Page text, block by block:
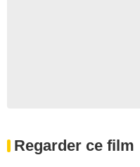
Regarder ce film